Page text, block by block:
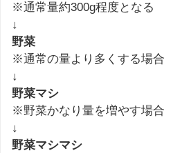
※通常量約300g程度となる
↓
野菜
※通常の量より多くする場合
↓
野菜マシ
※野菜かなり量を増やす場合
↓
野菜マシマシ